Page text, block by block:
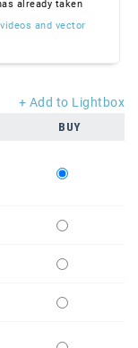
already taken
and vector
+ Add to Lightbox
BUY